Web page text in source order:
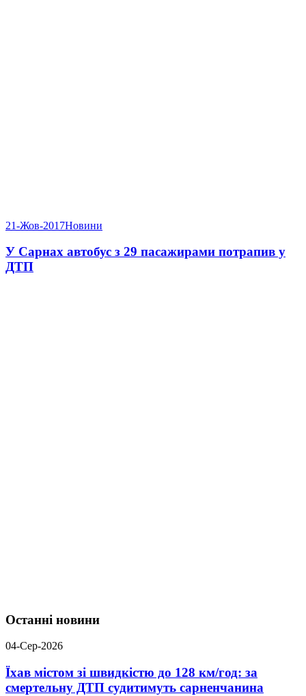
21-Жов-2017Новини
У Сарнах автобус з 29 пасажирами потрапив у
ДТП
Останні новини
04-Сер-2026
Їхав містом зі швидкістю до 128 км/год: за
смертельну ДТП судитимуть сарненчанина